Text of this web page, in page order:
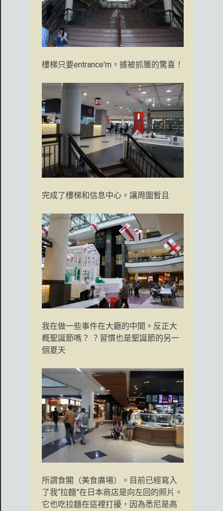
樓梯只要entrance'm。據被抓獲的驚喜！
完成了樓梯和信息中心。讓周圍暫且
我在做一些事件在大廳的中間。反正大
概聖誕節嗎？ ？習慣也是聖誕節的另一
個夏天
所謂食閣（美食廣場）。目前已經寫入
了我“拉麵”在日本商店是向左回的照片。
它也吃拉麵在這裡打擾，因為悉尼是高